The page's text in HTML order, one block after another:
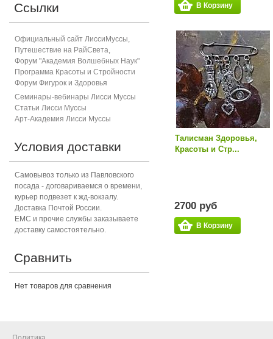
В Корзину
Талисман Здоровья,
Красоты и Стр...
2700 руб
В Корзину
Ссылки
Официальный сайт ЛиссиМуссы,
Путешествие на РайСвета,
Форум "Академия Волшебных Наук"
Программа Красоты и Стройности
Форум Фигурок и Здоровья
Семинары-вебинары Лисси Муссы
Статьи Лисси Муссы
Арт-Академия Лисси Муссы
Условия доставки
Самовывоз только из Павловского
посада - договариваемся о времени,
курьер подвезет к жд-вокзалу.
Доставка Почтой России.
ЕМС и прочие службы заказываете
доставку самостоятельно.
Сравнить
Нет товаров для сравнения